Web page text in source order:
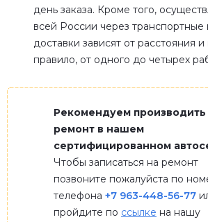
день заказа. Кроме того,
всей России через
доставки зависят от расстояния
правило, от одного до четырех
Рекомендуем производить
ремонт в нашем
сертифицированном
Чтобы записаться на ремонт
позвоните пожалуйста по
телефона +7 963-448-56-77
пройдите по ссылке на нашу